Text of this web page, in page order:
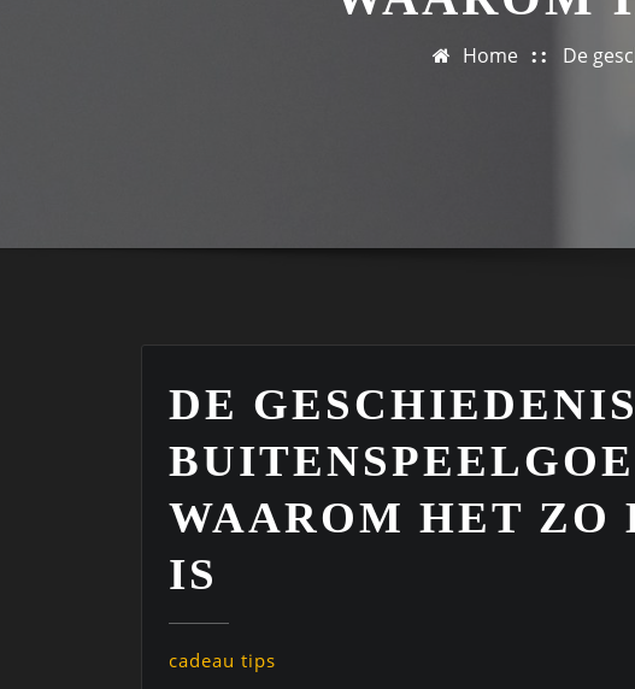
Home De
DE
WAAROM HET ZO
IS
cadeau tips